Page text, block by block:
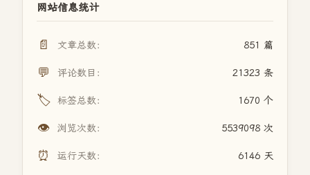
网站信息统计
📄 文章总数： 851 篇
💬 评论数目： 21323 条
🏷️ 标签总数： 1670 个
👁️ 浏览次数： 5539098 次
⏰ 运行天数： 6146 天